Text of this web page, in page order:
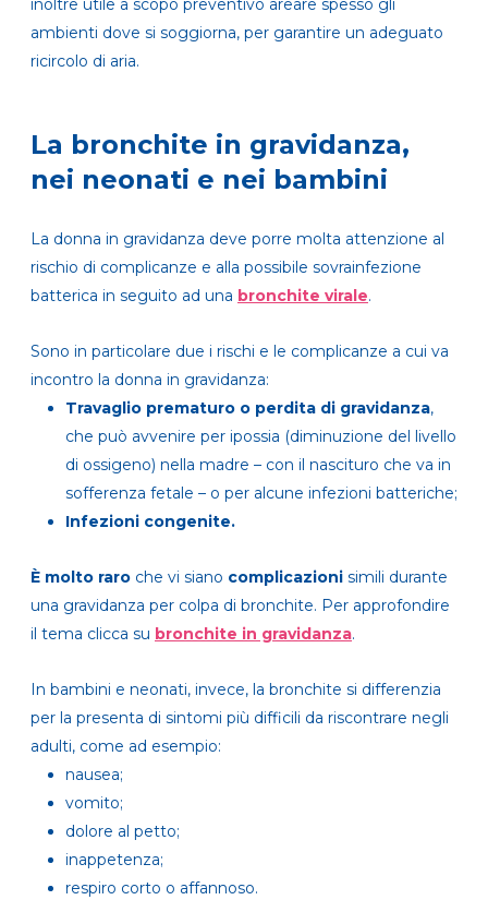
inoltre utile a scopo preventivo areare spesso gli
ambienti dove si soggiorna, per garantire un adeguato
ricircolo di aria.
La bronchite in gravidanza,
nei neonati e nei bambini
La donna in gravidanza deve porre molta attenzione al
rischio di complicanze e alla possibile sovrainfezione
batterica in seguito ad una bronchite virale.
Sono in particolare due i rischi e le complicanze a cui va
incontro la donna in gravidanza:
Travaglio prematuro o perdita di gravidanza,
che può avvenire per ipossia (diminuzione del livello
di ossigeno) nella madre – con il nascituro che va in
sofferenza fetale – o per alcune infezioni batteriche;
Infezioni congenite.
È molto raro che vi siano complicazioni simili durante
una gravidanza per colpa di bronchite. Per approfondire
il tema clicca su bronchite in gravidanza.
In bambini e neonati, invece, la bronchite si differenzia
per la presenta di sintomi più difficili da riscontrare negli
adulti, come ad esempio:
nausea;
vomito;
dolore al petto;
inappetenza;
respiro corto o affannoso.